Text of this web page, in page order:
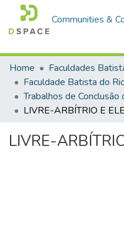
Communities &
Home
Faculdades
LIVRE-